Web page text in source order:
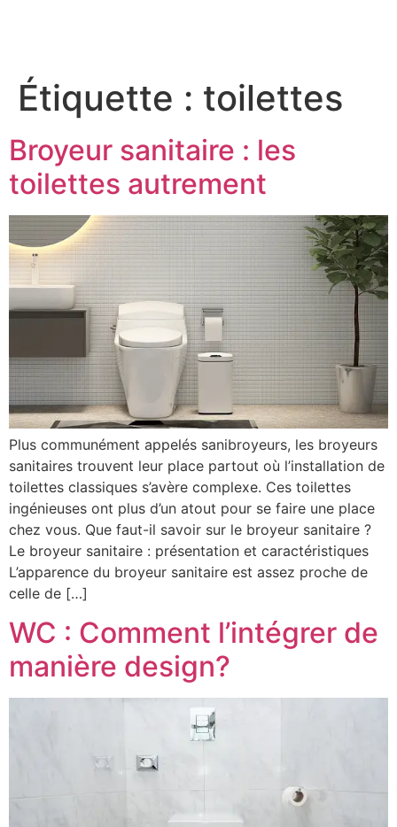
Étiquette : toilettes
Broyeur sanitaire : les
toilettes autrement
Plus communément appelés sanibroyeurs, les broyeurs
sanitaires trouvent leur place partout où l’installation de
toilettes classiques s’avère complexe. Ces toilettes
ingénieuses ont plus d’un atout pour se faire une place
chez vous. Que faut-il savoir sur le broyeur sanitaire ?
Le broyeur sanitaire : présentation et caractéristiques
L’apparence du broyeur sanitaire est assez proche de
celle de […]
WC : Comment l’intégrer de
manière design?